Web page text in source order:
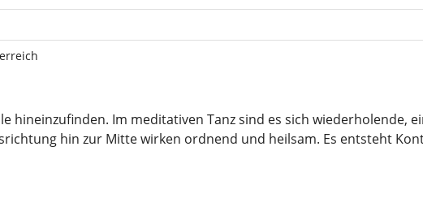
hineinzufinden. Im meditativen Tanz sind es sich wiederholende,
hin zur Mitte wirken ordnend und heilsam. Es entsteht